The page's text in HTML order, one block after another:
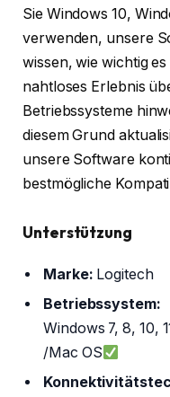
Sie Windows 10,
verwenden, unsere
wissen, wie wichtig
nahtloses Erlebnis
Betriebssysteme
diesem Grund
unsere Software
bestmögliche
Unterstützung
Marke: Logitech
Betriebssystem:
Windows 7, 8, 10,
/Mac OS